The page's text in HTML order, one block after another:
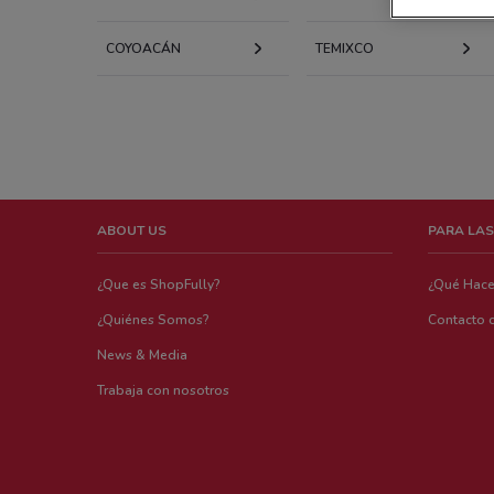
COYOACÁN TEMIXCO
ABOUT US
¿Que es ShopFully?
¿Quiénes Somos?
News & Media
Trabaja con nosotros
PARA
¿Qué
Contacto